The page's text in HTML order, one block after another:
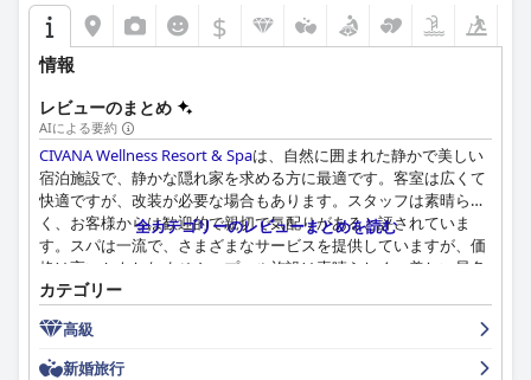
$
情報
レビューのまとめ
AIによる要約
CIVANA Wellness Resort & Spaは、自然に囲まれた静かで美しい
宿泊施設で、静かな隠れ家を求める方に最適です。客室は広くて
快適ですが、改装が必要な場合もあります。スタッフは素晴らし
く、お客様からは歓迎的で親切で気配りがあると評されていま
す。スパは一流で、さまざまなサービスを提供していますが、価
格は高いかもしれません。プール施設は素晴らしく、美しい景色
とアクアセラピープールがあります。唯一の欠点は、ラッププー
ルがスパトリートメントでのみ利用できることです。全体とし
て、CIVANA Wellness Resort & Spa
は、ウェルネスに焦点を当て
た休暇を探している人にとって素晴らしい目的地です。
全カテゴリーのレビューまとめを読む
カテゴリー
高級
新婚旅行